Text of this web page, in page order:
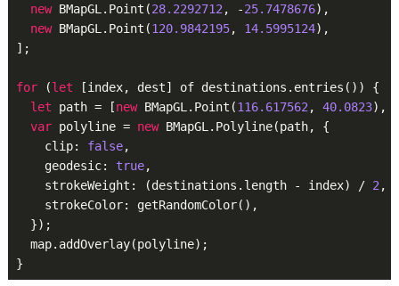
new BMapGL.Point(28.2292712 , -25.7478676),
new BMapGL.Point(120.9842195, 14.5995124),
];
for (let [index, dest] of destinations.entries()) {
let path = [new BMapGL.Point(116.617562 , 40.0823),
var polyline = new BMapGL.Polyline(path, {
    clip:
false,
    geodesic:
true,
    strokeWeight: (destinations.length - index) /
2 ,
    strokeColor: getRandomColor(),
  });
  map.addOverlay(polyline);